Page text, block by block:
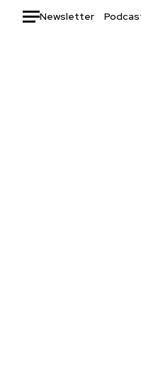
Newsletter